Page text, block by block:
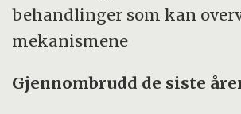
behandlinger som kan
mekanismene
Gjennombrudd de siste